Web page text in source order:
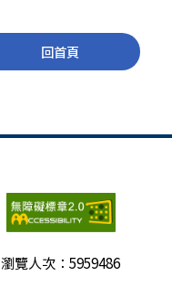
回首頁
瀏覽人次：5959486